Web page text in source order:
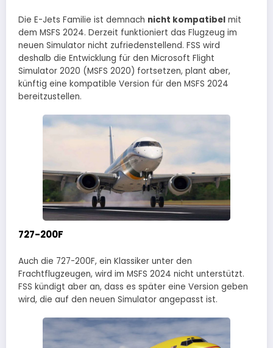
Die E-Jets Familie ist demnach nicht kompatibel mit
dem MSFS 2024. Derzeit funktioniert das Flugzeug im
neuen Simulator nicht zufriedenstellend. FSS wird
deshalb die Entwicklung für den Microsoft Flight
Simulator 2020 (MSFS 2020) fortsetzen, plant aber,
künftig eine kompatible Version für den MSFS 2024
bereitzustellen.
727-200F
Auch die 727-200F, ein Klassiker unter den
Frachtflugzeugen, wird im MSFS 2024 nicht unterstützt.
FSS kündigt aber an, dass es später eine Version geben
wird, die auf den neuen Simulator angepasst ist.